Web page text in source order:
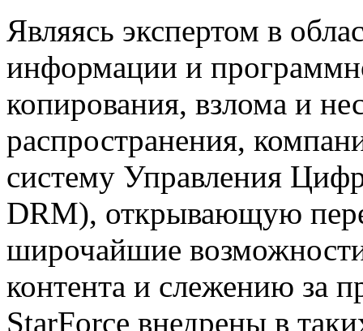
Являясь экспертом в
информации и
копирования, взлома и
распространения,
систему Управления
DRM), открывающую
широчайшие
контента и слежению за
StarForce внедрены в